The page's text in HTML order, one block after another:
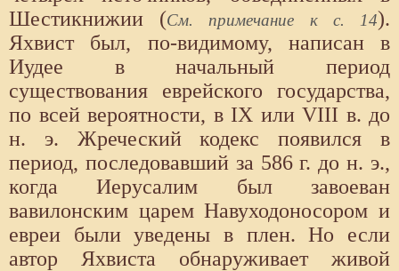
Шестикнижии (См. примечание к с. 14).
Яхвист был, по-видимому, написан в
Иудее в начальный период
существования еврейского государства,
по всей вероятности, в IX или VIII в. до
н. э. Жреческий кодекс появился в
период, последовавший за 586 г. до н. э.,
когда Иерусалим был завоеван
вавилонским царем Навуходоносором и
евреи были уведены в плен. Но если
автор Яхвиста обнаруживает живой